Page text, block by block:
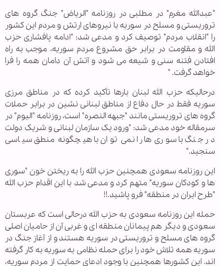
"عبدالله مغرم" در مطلبی در روزنامه "الریاض" جنگ گروه های
تروریستی و مسلح در سوریه با نیروهای ارتش و مردم این کشور
را "انقلاب مردم" توصیف کرد و مدعی شد: "ادامه پافشاری حزب
الله و مقاومت در برابر حق مشروع مردم سوریه، موجب به راه
افتادن فتنه سنی و شیعه می شود و آتش آن دامان همه را فرا
خواهد گرفت. "
درحالیکه حزب الله لبنان بارها تأکید کرده که در مناطق مرزی
سوریه فقط در حال دفاع از مناطق لبنانی نشین در برابر حملات
گروه های تروریستی مانند "جبهه النصره" است، روزنامه "الیوم" در
سرمقاله خود مدعی شد: "ورود یک سازمان لبنانی و شریک دولت
در جنگ با سوری‌ها را نمی توان با هیچگونه منطق سیاسی
سنجید."
این روزنامه سعودی همچنین حزب الله را به ریختن خون "سوری
ها و کودکان سوریه" متهم کرد و مدعی شد با این اقدام حزب الله
"طرح ایران در منطقه" فرو پاشید.!!
حمله این روزنامه سعودی به حزب الله درحالی است که عربستان
سعودی و دیگر هم پیمانان منطقه ای و غربی آن از حامیان اصلی
گروه های مسلح و تروریستی در سوریه هستند و از آغاز جنگ در
سوریه همه تلاش خود را برای حمله نظامی به سوریه به کار گرفته
اند. این کشورها همچنین با وجود ادعای حمایت از مردم سوریه،